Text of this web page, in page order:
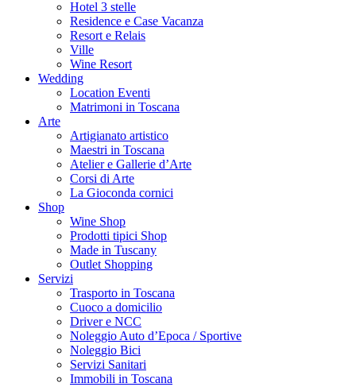
Hotel 3 stelle
Residence e Case Vacanza
Resort e Relais
Ville
Wine Resort
Wedding
Location Eventi
Matrimoni in Toscana
Arte
Artigianato artistico
Maestri in Toscana
Atelier e Gallerie d’Arte
Corsi di Arte
La Gioconda cornici
Shop
Wine Shop
Prodotti tipici Shop
Made in Tuscany
Outlet Shopping
Servizi
Trasporto in Toscana
Cuoco a domicilio
Driver e NCC
Noleggio Auto d’Epoca / Sportive
Noleggio Bici
Servizi Sanitari
Immobili in Toscana